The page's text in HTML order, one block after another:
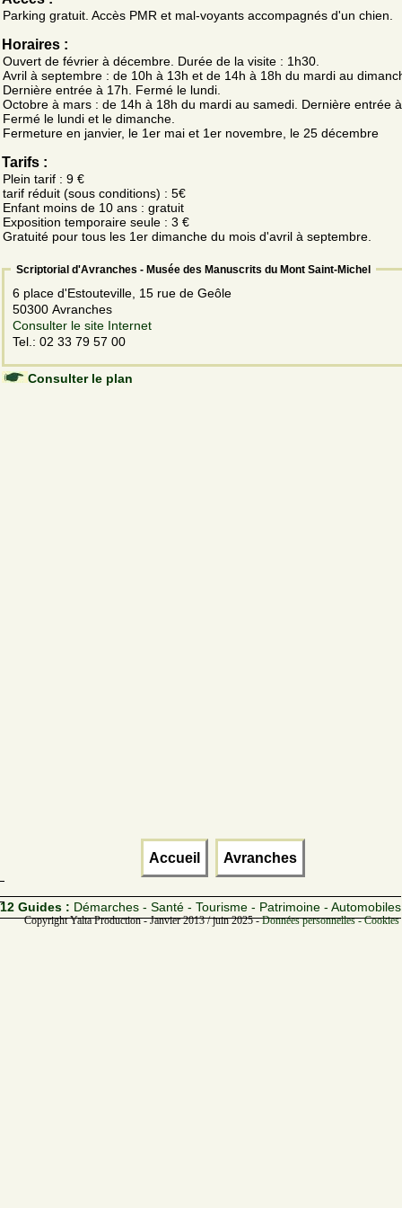
Parking gratuit. Accès PMR et mal-voyants accompagnés d'un chien.
Horaires :
Ouvert de février à décembre. Durée de la visite : 1h30.
Avril à septembre : de 10h à 13h et de 14h à 18h du mardi au
Dernière entrée à 17h. Fermé le lundi.
Octobre à mars : de 14h à 18h du mardi au samedi. Dernière entrée
Fermé le lundi et le dimanche.
Fermeture en janvier, le 1er mai et 1er novembre, le 25 décembre
Tarifs :
Plein tarif : 9 €
tarif réduit (sous conditions) : 5€
Enfant moins de 10 ans : gratuit
Exposition temporaire seule : 3 €
Gratuité pour tous les 1er dimanche du mois d'avril à septembre.
Scriptorial d'Avranches - Musée des Manuscrits du Mont Saint-Michel
6 place d'Estouteville, 15 rue de Geôle
50300 Avranches
Consulter le site Internet
Tel.: 02 33 79 57 00
Consulter le plan
Accueil Avranches
12 Guides : Démarches - Santé - Tourisme - Patrimoine - Automobiles
Copyright Yalta Production - Janvier 2013 / juin 2025 -Données personnelles -